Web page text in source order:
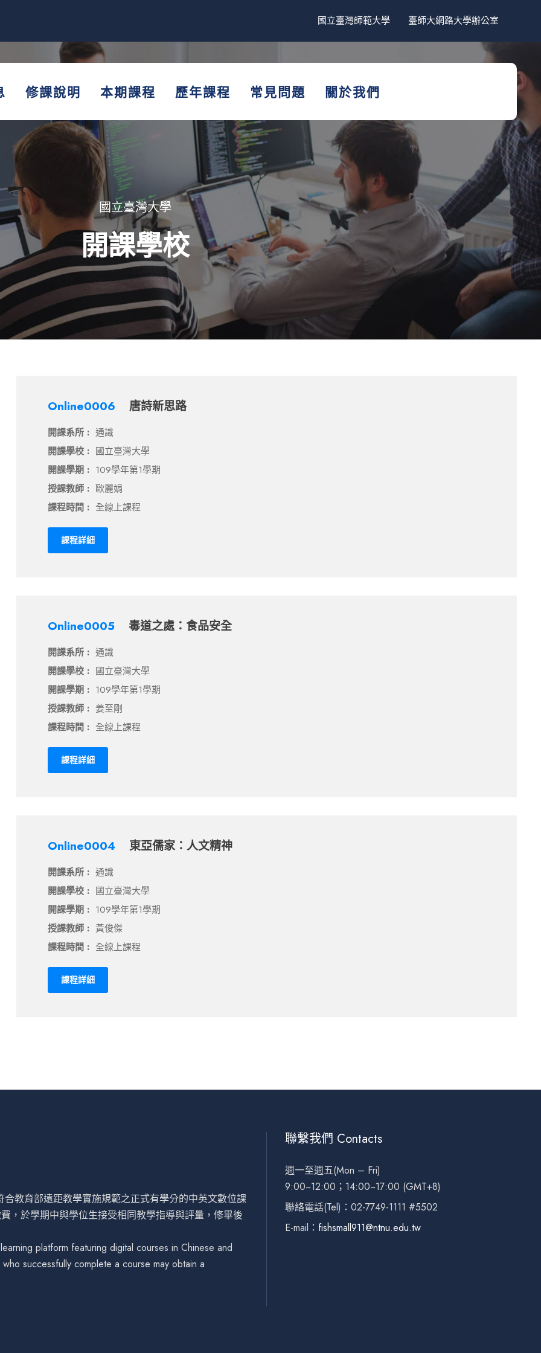
國立臺灣師範大學 臺師大網路大學辦公室
修課說明 本期課程 歷年課程 常見問題 關於我們
國立臺灣大學
開課學校
Online0006 唐詩新思路
開課系所 : 通識
開課學校 : 國立臺灣大學
開課學期 : 109學年第1學期
授課教師 : 歐麗娟
課程時間 : 全線上課程
課程詳細
Online0005 毒道之處：食品安全
開課系所 : 通識
開課學校 : 國立臺灣大學
開課學期 : 109學年第1學期
授課教師 : 姜至剛
課程時間 : 全線上課程
課程詳細
Online0004 東亞儒家：人文精神
開課系所 : 通識
開課學校 : 國立臺灣大學
開課學期 : 109學年第1學期
授課教師 : 黃俊傑
課程時間 : 全線上課程
課程詳細
教育部遠距教學實施規範之正式有學分的中英文數位課
，於學期中與學位生接受相同教學指導與評量，修畢後
platform featuring digital courses in Chinese and
successfully complete a course may obtain a
聯繫我們 Contacts
週一至週五(Mon – Fri)
9:00~12:00；14:00~17:00 (GMT+8)
聯絡電話(Tel)：02-7749-1111 #5502
E-mail： fishsmall911@ntnu.edu.tw